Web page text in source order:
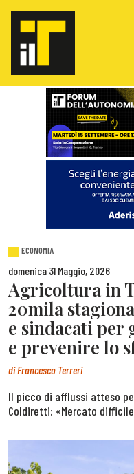
ECONOMIA
domenica 31 Maggio, 2026
Agricoltura in
20mila
e sindacati
e prevenire lo
diFrancesco Terreri
Il picco di afflussi atteso
Coldiretti: «Mercato